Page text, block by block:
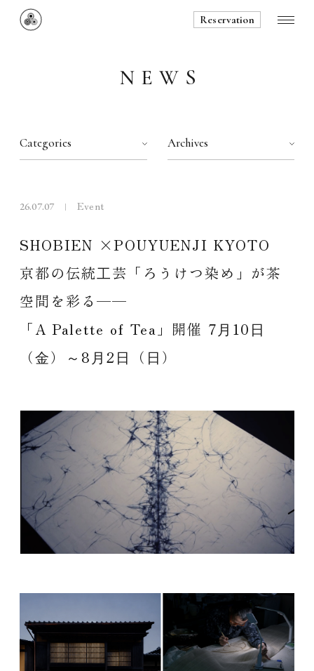
Reservation
InventedbyNature.
Nurturedby Humanity.
INFORMATION
NEWS
26.07.07 Event
SHOBIEN ×POUYUENJI KYOTO
京都の伝統⼯芸「ろうけつ染め」が茶
空間を彩る──
「A Palette of Tea」開催 7⽉10⽇
（⾦）～8⽉2⽇（⽇）